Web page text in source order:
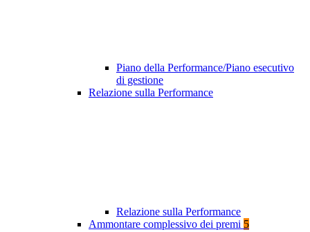
Piano della Performance/Piano esecutivo
di gestione
Relazione sulla Performance
Relazione sulla Performance
Ammontare complessivo dei premi 5